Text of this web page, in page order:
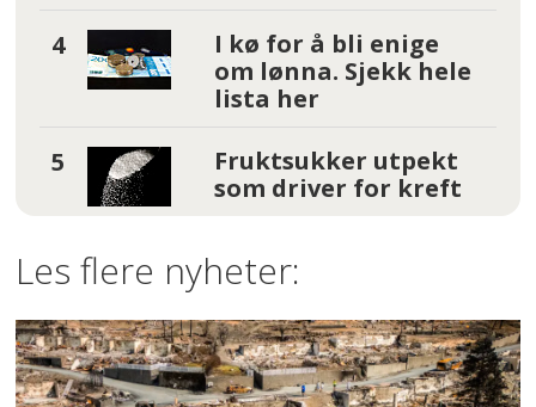
I kø for å bli enige
om lønna. Sjekk hele
lista her
Fruktsukker utpekt
som driver for kreft
Les flere nyheter: